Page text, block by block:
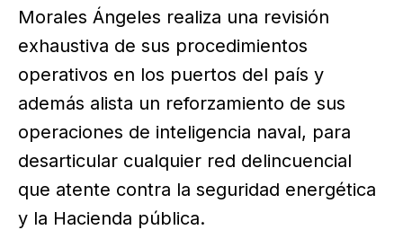
Morales Ángeles realiza una revisión
exhaustiva de sus procedimientos
operativos en los puertos del país y
además alista un reforzamiento de sus
operaciones de inteligencia naval, para
desarticular cualquier red delincuencial
que atente contra la seguridad energética
y la Hacienda pública.